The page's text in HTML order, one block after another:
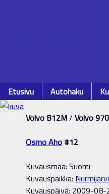
Etusivu Autohaku
Volvo B12M/ Volvo
Osmo Aho #12
Kuvausmaa: Suomi
Kuvauspaikka: Nurmijärvi
Kuvauspäivä: 2009-08-